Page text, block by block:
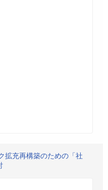
拡充再構築のための「社